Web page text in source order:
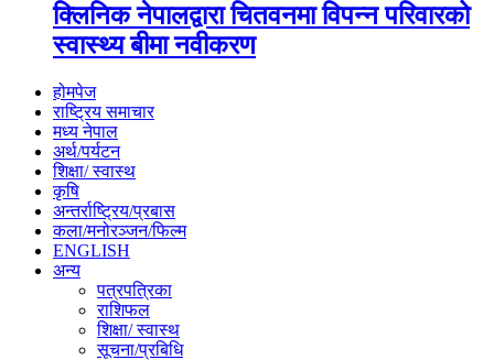
क्लिनिक नेपालद्वारा चितवनमा विपन्न परिवारको
स्वास्थ्य बीमा नवीकरण
होमपेज
राष्ट्रिय समाचार
मध्य नेपाल
अर्थ/पर्यटन
शिक्षा/ स्वास्थ
कृषि
अन्तर्राष्ट्रिय/प्रबास
कला/मनोरञ्जन/फिल्म
ENGLISH
अन्य
पत्रपत्रिका
राशिफल
शिक्षा/ स्वास्थ
सूचना/प्रबिधि